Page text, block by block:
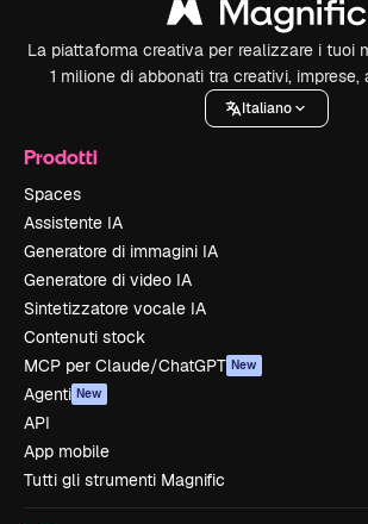
La piattaforma creativa per realizzare i tuoi
1 milione di abbonati tra creativi, imprese,
Italiano
Prodotti
Spaces
Assistente IA
Generatore di immagini IA
Generatore di video IA
Sintetizzatore vocale IA
Contenuti stock
MCP per Claude/ChatGPT New
Agenti New
API
App mobile
Tutti gli strumenti Magnific